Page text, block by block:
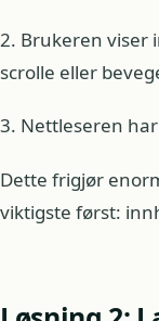
2. Brukeren viser
scrolle eller
3. Nettleseren
Dette frigjør
viktigste først: